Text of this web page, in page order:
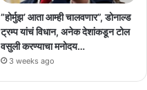
”होर्मुझ’ आता आम्ही चालवणार”, डोनाल्ड
ट्रम्प यांचं विधान, अनेक देशांकडून टोल
वसुली करण्याचा मनोदय…
3 weeks ago